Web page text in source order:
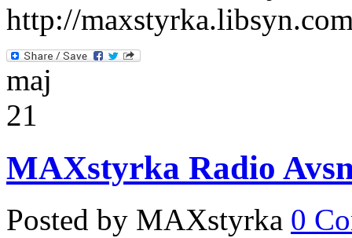
http://
maj
21
MAXstyrka Radio
Posted by MAXstyrka 0